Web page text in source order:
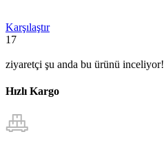
Karşılaştır
17
ziyaretçi şu anda bu ürünü inceliyor!
Hızlı Kargo